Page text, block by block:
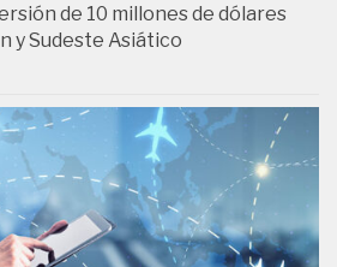
de 10 millones de dólares
y Sudeste Asiático